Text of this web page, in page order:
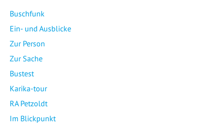
Buschfunk
Ein- und Ausblicke
Zur Person
Zur Sache
Bustest
Karika-tour
RA Petzoldt
Im Blickpunkt